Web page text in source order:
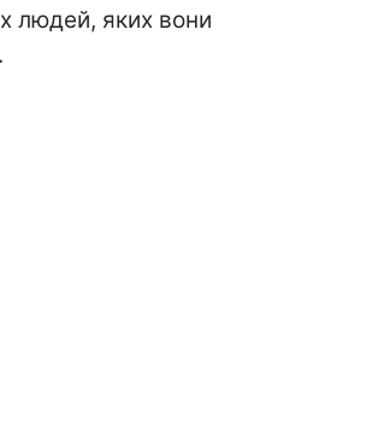
людей, яких вони